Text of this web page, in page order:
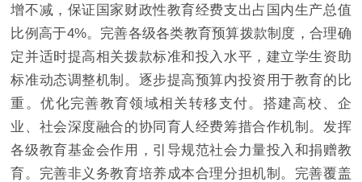
增不减，保证国家财政性教育经费支出占国内生产总值
比例高于4%。完善各级各类教育预算拨款制度，合理确
定并适时提高相关拨款标准和投入水平，建立学生资助
标准动态调整机制。逐步提高预算内投资用于教育的比
重。优化完善教育领域相关转移支付。搭建高校、企
业、社会深度融合的协同育人经费筹措合作机制。发挥
各级教育基金会作用，引导规范社会力量投入和捐赠教
育。完善非义务教育培养成本合理分担机制。完善覆盖